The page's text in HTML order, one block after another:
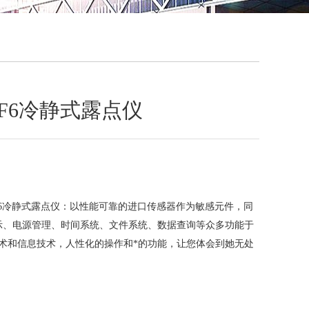
在线咨
QQ
冷静式露点仪
冷静式露点仪：以性能可靠的进口传感器作为敏感元件，同
电源管理、时间系统、文件系统、数据查询等众多功能于
和信息技术，人性化的操作和*的功能，让您体会到她无处